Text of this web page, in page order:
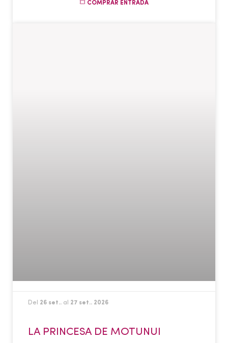
COMPRAR ENTRADA
Del 26 set.. al 27 set.. 2026
LA PRINCESA DE MOTUNUI